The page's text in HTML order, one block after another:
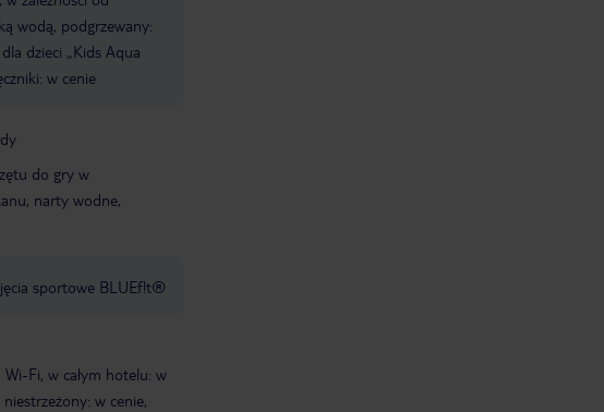
wodą, podgrzewany:
dzieci „Kids Aqua
w cenie
do gry w
narty wodne,
sportowe BLUEf!t®
Wi-Fi, w całym hotelu: w
w cenie,